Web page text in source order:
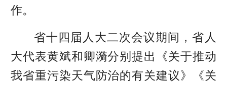
作。
省十四届人大二次会议期间，省人
大代表黄斌和卿漪分别提出《关于推动
我省重污染天气防治的有关建议》《关